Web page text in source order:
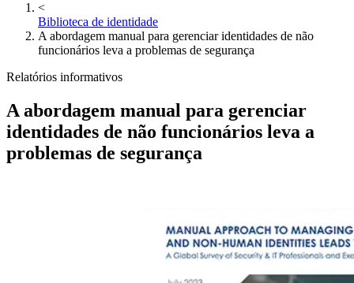
<
Biblioteca de identidade
A abordagem manual para gerenciar identidades de não
funcionários leva a problemas de segurança
Relatórios informativos
A abordagem manual para gerenciar
identidades de não funcionários leva a
problemas de segurança